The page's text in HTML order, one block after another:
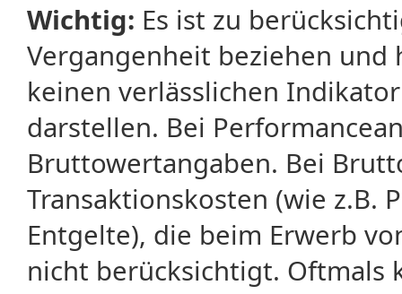
Wichtig: Es ist zu
Vergangenheit beziehen
keinen verlässlichen
darstellen. Bei
Bruttowertangaben. Bei
Transaktionskosten (wie z.B.
Entgelte), die beim Erwerb
nicht berücksichtigt. Oftmals